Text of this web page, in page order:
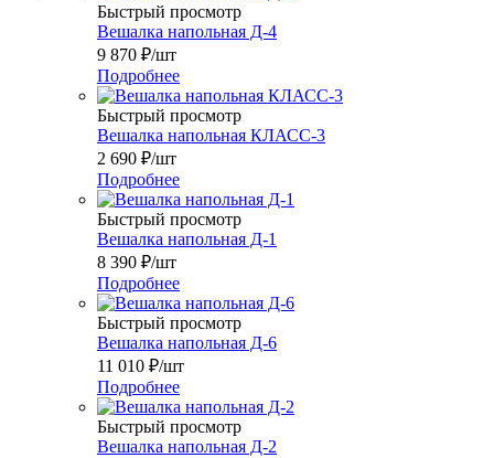
Быстрый просмотр
Вешалка напольная Д-4
9 870 ₽/шт
Подробнее
Быстрый просмотр
Вешалка напольная КЛАСС-3
2 690 ₽/шт
Подробнее
Быстрый просмотр
Вешалка напольная Д-1
8 390 ₽/шт
Подробнее
Быстрый просмотр
Вешалка напольная Д-6
11 010 ₽/шт
Подробнее
Быстрый просмотр
Вешалка напольная Д-2